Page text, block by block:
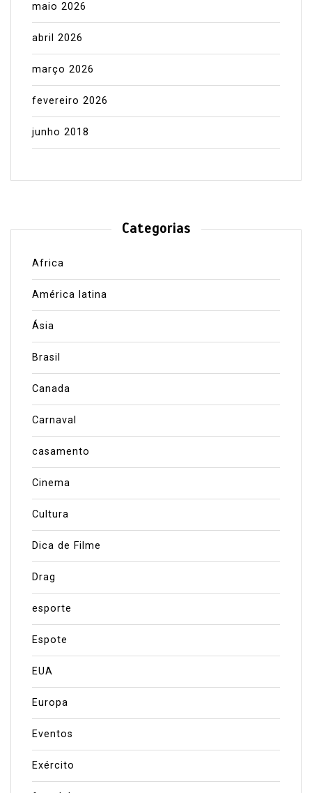
maio 2026
abril 2026
março 2026
fevereiro 2026
junho 2018
Categorias
Africa
América latina
Ásia
Brasil
Canada
Carnaval
casamento
Cinema
Cultura
Dica de Filme
Drag
esporte
Espote
EUA
Europa
Eventos
Exército